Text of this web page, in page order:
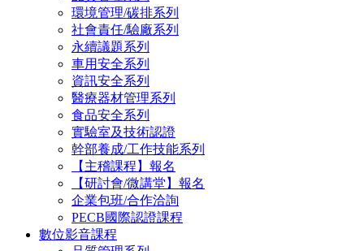
環境管理/碳排系列
社會責任/驗廠系列
永續議題系列
車用安全系列
資訊安全系列
醫療器材管理系列
食品安全系列
實驗室及技術認證
幹部養成/工作技能系列
【主稽課程】報名
【研討會/微講堂】報名
企業包班/合作洽詢
PECB國際認證課程
數位影音課程